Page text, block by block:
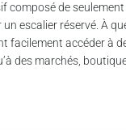
composé de
escalier réservé. À
facilement accéder à
des marchés,